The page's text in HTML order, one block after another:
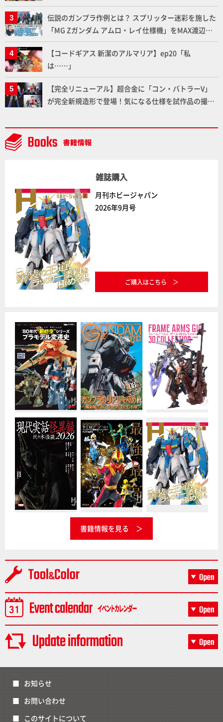
いプラモデルの基礎：スジ彫りとパネルライン】
伝説のガンプラ作例とは？ スプリッター迷彩を施した
「MG Zガンダム アムロ・レイ仕様機」をMAX渡辺が
ふたたび塗る!!【試し読み】
【コードギアス 新潔のアルマリア】ep20「私
は……」
【完全リニューアル】超合金に「コン・バトラーV」
が完全新規造形で登場！気になる仕様を試作品の撮り
ト」セット情報もお届け！【超合金の魂】
雑誌購入
月刊ホビージャパン
2026年9月号
ご購入はこちら
書籍情報を見る
お知らせ
お問い合わせ
このサイトについて